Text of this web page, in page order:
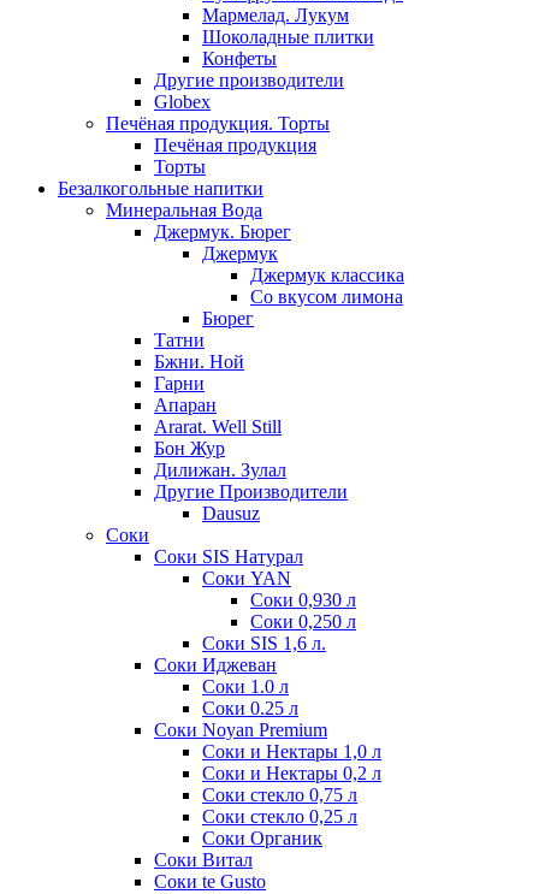
Мармелад. Лукум
Шоколадные плитки
Конфеты
Другие производители
Globex
Печёная продукция. Торты
Печёная продукция
Торты
Безалкогольные напитки
Минеральная Вода
Джермук. Бюрег
Джермук
Джермук классика
Со вкусом лимона
Бюрег
Татни
Бжни. Ной
Гарни
Апаран
Ararat. Well Still
Бон Жур
Дилижан. Зулал
Другие Производители
Dausuz
Соки
Соки SIS Натурал
Соки YAN
Соки 0,930 л
Соки 0,250 л
Соки SIS 1,6 л.
Соки Иджеван
Соки 1.0 л
Соки 0.25 л
Соки Noyan Premium
Соки и Нектары 1,0 л
Соки и Нектары 0,2 л
Соки стекло 0,75 л
Соки стекло 0,25 л
Соки Органик
Соки Витал
Соки te Gusto